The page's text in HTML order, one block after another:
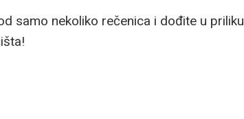
samo nekoliko rečenica i dođite u priliku